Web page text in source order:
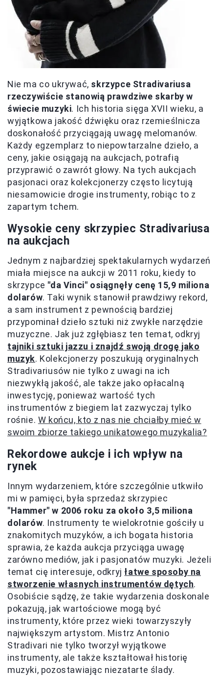
Nie ma co ukrywać, skrzypce Stradivariusa
rzeczywiście stanowią prawdziwe skarby w
świecie muzyki. Ich historia sięga XVII wieku, a
wyjątkowa jakość dźwięku oraz rzemieślnicza
doskonałość przyciągają uwagę melomanów.
Każdy egzemplarz to niepowtarzalne dzieło, a
ceny, jakie osiągają na aukcjach, potrafią
przyprawić o zawrót głowy. Na tych aukcjach
pasjonaci oraz kolekcjonerzy często licytują
niesamowicie drogie instrumenty, robiąc to z
zapartym tchem.
Wysokie ceny skrzypiec Stradivariusa
na aukcjach
Jednym z najbardziej spektakularnych wydarzeń
miała miejsce na aukcji w 2011 roku, kiedy to
skrzypce "da Vinci" osiągnęły cenę 15,9 miliona
dolarów. Taki wynik stanowił prawdziwy rekord,
a sam instrument z pewnością bardziej
przypominał dzieło sztuki niż zwykłe narzędzie
muzyczne. Jak już zgłębiasz ten temat, odkryj
tajniki sztuki jazzu i znajdź swoją drogę jako
muzyk. Kolekcjonerzy poszukują oryginalnych
Stradivariusów nie tylko z uwagi na ich
niezwykłą jakość, ale także jako opłacalną
inwestycję, ponieważ wartość tych
instrumentów z biegiem lat zazwyczaj tylko
rośnie. W końcu, kto z nas nie chciałby mieć w
swoim zbiorze takiego unikatowego muzykalia?
Rekordowe aukcje i ich wpływ na
rynek
Innym wydarzeniem, które szczególnie utkwiło
mi w pamięci, była sprzedaż skrzypiec
"Hammer" w 2006 roku za około 3,5 miliona
dolarów. Instrumenty te wielokrotnie gościły u
znakomitych muzyków, a ich bogata historia
sprawia, że każda aukcja przyciąga uwagę
zarówno mediów, jak i pasjonatów muzyki. Jeżeli
temat cię interesuje, odkryjłatwe sposoby na
stworzenie własnych instrumentów dętych.
Osobiście sądzę, że takie wydarzenia doskonale
pokazują, jak wartościowe mogą być
instrumenty, które przez wieki towarzyszyły
największym artystom. Mistrz Antonio
Stradivari nie tylko tworzył wyjątkowe
instrumenty, ale także kształtował historię
muzyki, pozostawiając niezatarte ślady.